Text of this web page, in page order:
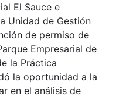
El Sauce e
Unidad de Gestión
de permiso de
Empresarial de
la Práctica
la oportunidad a la
en el análisis de